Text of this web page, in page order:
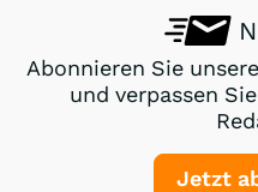
Abonnieren Sie
und verpassen
Jetzt